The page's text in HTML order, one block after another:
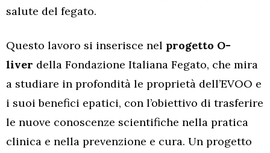
salute del fegato.
Questo lavoro si inserisce nel progetto O-
liver della Fondazione Italiana Fegato, che mira
a studiare in profondità le proprietà dell’EVOO e
i suoi benefici epatici, con l’obiettivo di trasferire
le nuove conoscenze scientifiche nella pratica
clinica e nella prevenzione e cura. Un progetto